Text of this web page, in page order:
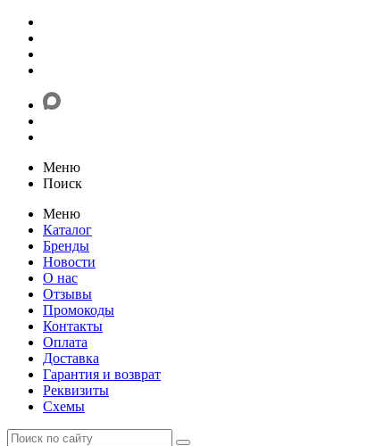
Меню
Поиск
Меню
Каталог
Бренды
Новости
О нас
Отзывы
Промокоды
Контакты
Оплата
Доставка
Гарантия и возврат
Реквизиты
Схемы